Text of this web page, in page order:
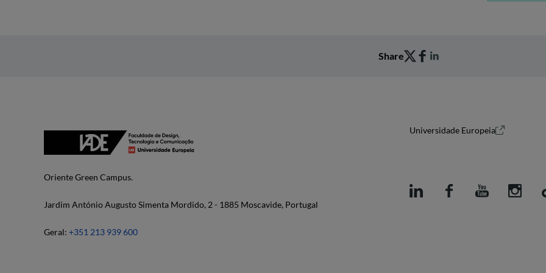
Share
Oriente Green Campus.
Jardim António Augusto Simenta Mordido, 2 - 1885 Moscavide, Portugal
Geral: +351 213 939 600
Universidade Europeia